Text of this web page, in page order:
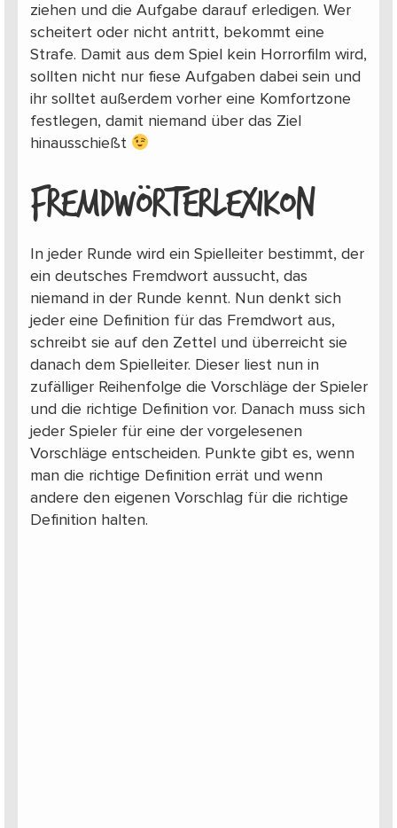
ziehen und die Aufgabe darauf erledigen. Wer
scheitert oder nicht antritt, bekommt eine
Strafe. Damit aus dem Spiel kein Horrorfilm wird,
sollten nicht nur fiese Aufgaben dabei sein und
ihr solltet außerdem vorher eine Komfortzone
festlegen, damit niemand über das Ziel
hinausschießt
FREMDWÖRTERLEXIKON
In jeder Runde wird ein Spielleiter bestimmt, der
ein deutsches Fremdwort aussucht, das
niemand in der Runde kennt. Nun denkt sich
jeder eine Definition für das Fremdwort aus,
schreibt sie auf den Zettel und überreicht sie
danach dem Spielleiter. Dieser liest nun in
zufälliger Reihenfolge die Vorschläge der Spieler
und die richtige Definition vor. Danach muss sich
jeder Spieler für eine der vorgelesenen
Vorschläge entscheiden. Punkte gibt es, wenn
man die richtige Definition errät und wenn
andere den eigenen Vorschlag für die richtige
Definition halten.